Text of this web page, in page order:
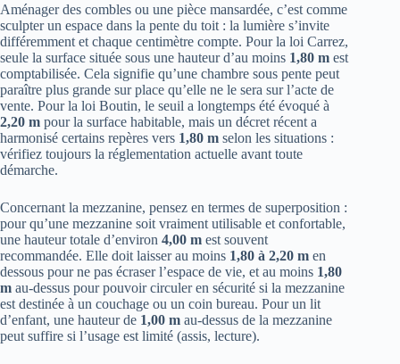
Aménager des combles ou une pièce mansardée, c’est comme
sculpter un espace dans la pente du toit : la lumière s’invite
différemment et chaque centimètre compte. Pour la loi Carrez,
seule la surface située sous une hauteur d’au moins 1,80 m est
comptabilisée. Cela signifie qu’une chambre sous pente peut
paraître plus grande sur place qu’elle ne le sera sur l’acte de
vente. Pour la loi Boutin, le seuil a longtemps été évoqué à
2,20 m pour la surface habitable, mais un décret récent a
harmonisé certains repères vers 1,80 m selon les situations :
vérifiez toujours la réglementation actuelle avant toute
démarche.
Concernant la mezzanine, pensez en termes de superposition :
pour qu’une mezzanine soit vraiment utilisable et confortable,
une hauteur totale d’environ 4,00 m est souvent
recommandée. Elle doit laisser au moins 1,80 à 2,20 m en
dessous pour ne pas écraser l’espace de vie, et au moins 1,80
m au-dessus pour pouvoir circuler en sécurité si la mezzanine
est destinée à un couchage ou un coin bureau. Pour un lit
d’enfant, une hauteur de 1,00 m au-dessus de la mezzanine
peut suffire si l’usage est limité (assis, lecture).